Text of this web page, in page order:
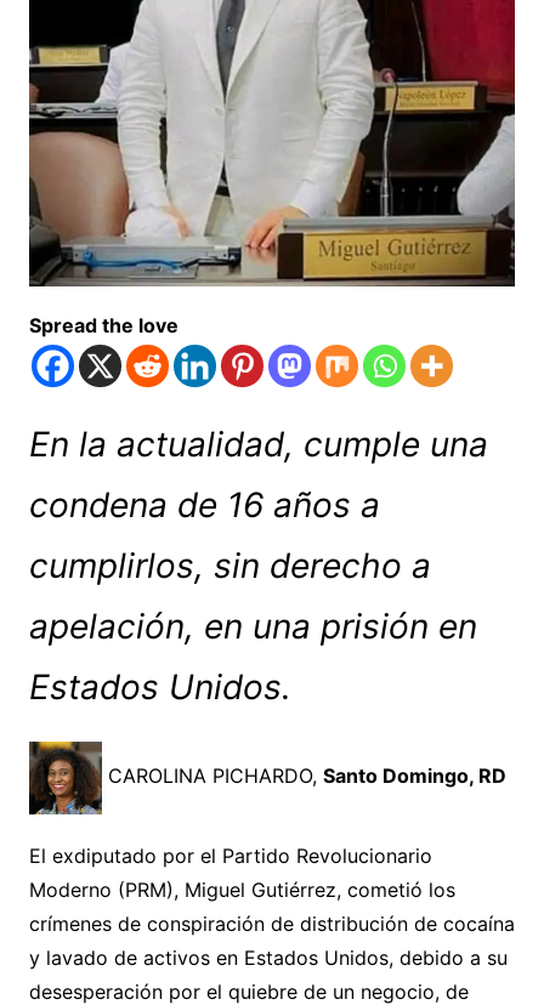
Spread the love
En la actualidad, cumple una
condena de 16 años a
cumplirlos, sin derecho a
apelación, en una prisión en
Estados Unidos.
CAROLINA PICHARDO, Santo Domingo, RD
El exdiputado por el Partido Revolucionario
Moderno (PRM), Miguel Gutiérrez, cometió los
crímenes de conspiración de distribución de cocaína
y lavado de activos en Estados Unidos, debido a su
desesperación por el quiebre de un negocio, de